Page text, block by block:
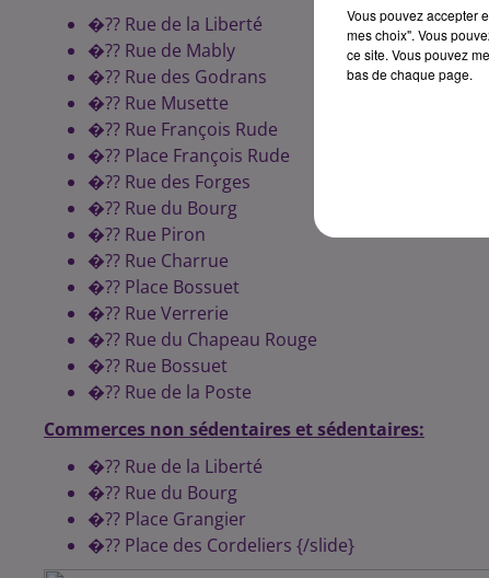
�?? Rue de la Liberté
�?? Rue de Mably
�?? Rue des Godrans
�?? Rue Musette
�?? Rue François Rude
�?? Place François Rude
�?? Rue des Forges
�?? Rue du Bourg
�?? Rue Piron
�?? Rue Charrue
�?? Place Bossuet
�?? Rue Verrerie
�?? Rue du Chapeau Rouge
�?? Rue Bossuet
�?? Rue de la Poste
Commerces non sédentaires et sédentaires:
�?? Rue de la Liberté
�?? Rue du Bourg
�?? Place Grangier
�?? Place des Cordeliers {/slide}
Vous pouvez accepter
mes choix". Vous
ce site. Vous pouvez
bas de chaque page.